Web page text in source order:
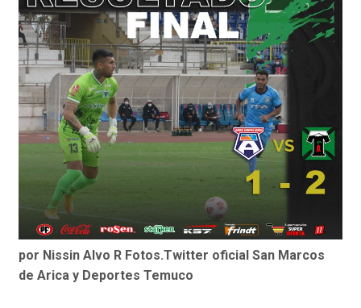
por Nissin Alvo R Fotos.Twitter oficial San Marcos
de Arica y Deportes Temuco